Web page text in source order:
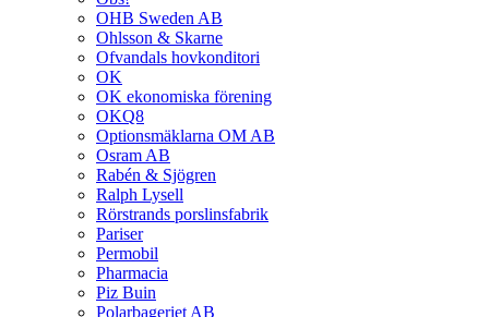
OHB Sweden AB
Ohlsson & Skarne
Ofvandals hovkonditori
OK
OK ekonomiska förening
OKQ8
Optionsmäklarna OM AB
Osram AB
Rabén & Sjögren
Ralph Lysell
Rörstrands porslinsfabrik
Pariser
Permobil
Pharmacia
Piz Buin
Polarbageriet AB